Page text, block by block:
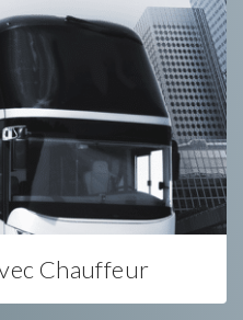
Chauffeur